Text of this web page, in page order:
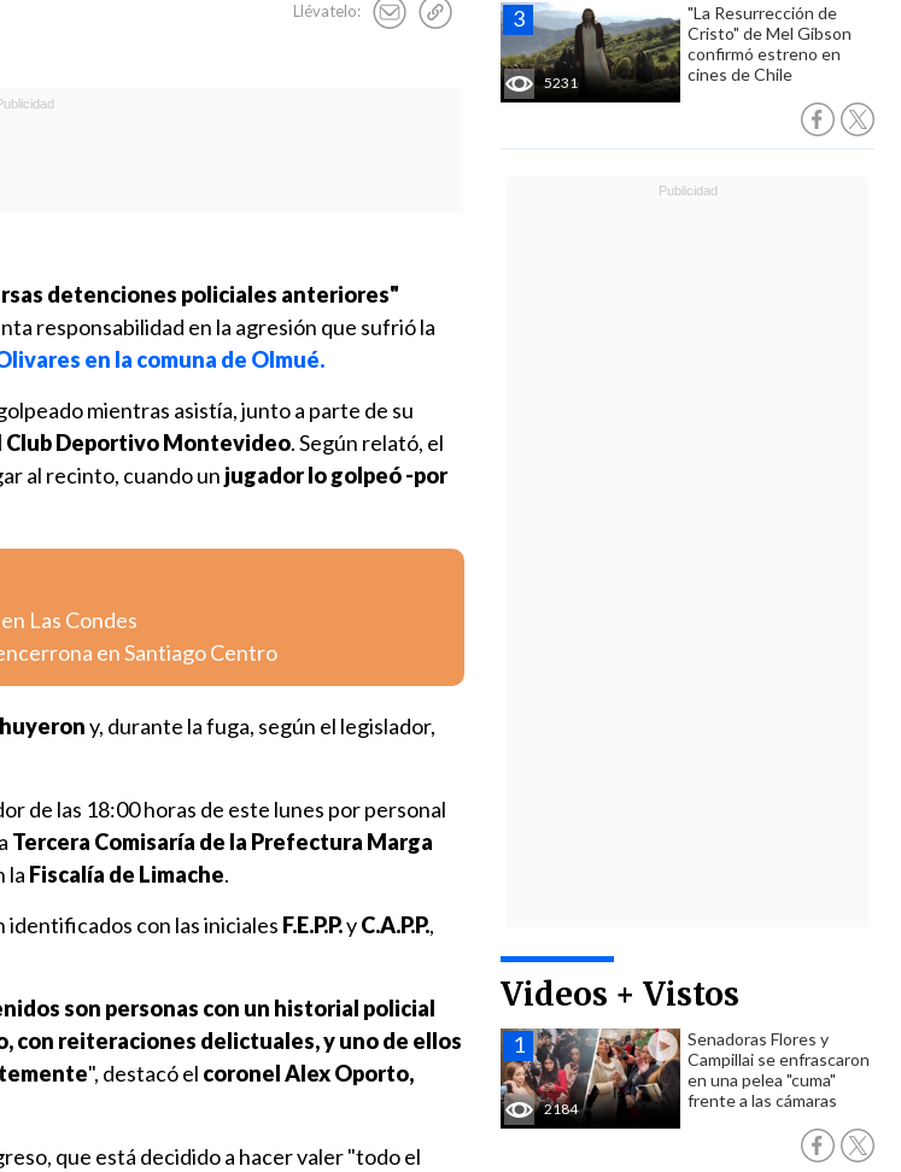
Llévatelo:
5231
"La Resurrección de
Cristo" de Mel Gibson
confirmó estreno en
cines de Chile
Videos + Vistos
2184
Senadoras Flores y
Campillai se enfrascaron
en una pelea "cuma"
frente a las cámaras
detenciones policiales anteriores"
responsabilidad en la agresión que sufrió la
en la comuna de Olmué.
mientras asistía, junto a parte de su
Club Deportivo Montevideo. Según relató, el
al recinto, cuando un jugador lo golpeó -por
Las Condes
en Santiago Centro
y, durante la fuga, según el legislador,
de las 18:00 horas de este lunes por personal
Tercera Comisaría de la Prefectura Marga
la Fiscalía de Limache.
identificados con las iniciales F.E.P.P.yC.A.P.P.,
son personas con un historial policial
con reiteraciones delictuales, y uno de ellos
", destacó el coronel Alex Oporto,
que está decidido a hacer valer "todo el